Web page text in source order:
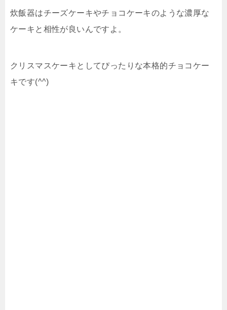
炊飯器はチーズケーキやチョコケーキのような濃厚な
ケーキと相性が良いんですよ。
クリスマスケーキとしてぴったりな本格的チョコケー
キです(^^)